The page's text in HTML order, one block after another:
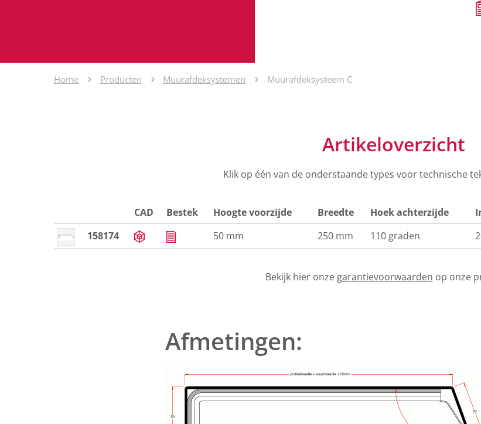
Home Producten Muurafdeksystemen Muurafdeksysteem C
Artikeloverzicht
Klik op één van de onderstaande types voor technische
CAD Bestek Hoogte voorzijde Breedte Hoek achterzijde
158174
50 mm 250 mm 110 graden
Bekijk hier onze garantievoorwaarden op onze
Afmetingen: